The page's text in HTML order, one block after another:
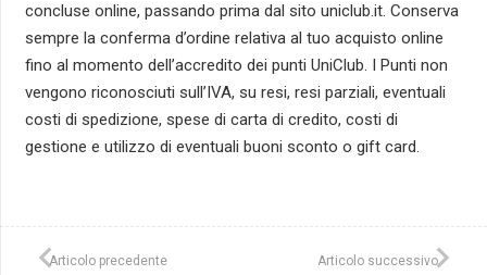
concluse online, passando prima dal sito uniclub.it. Conserva
sempre la conferma d’ordine relativa al tuo acquisto online
fino al momento dell’accredito dei punti UniClub. I Punti non
vengono riconosciuti sull’IVA, su resi, resi parziali, eventuali
costi di spedizione, spese di carta di credito, costi di
gestione e utilizzo di eventuali buoni sconto o gift card.
Articolo precedente Articolo successivo